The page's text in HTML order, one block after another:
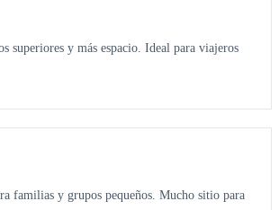
superiores y más espacio. Ideal para viajeros
familias y grupos pequeños. Mucho sitio para